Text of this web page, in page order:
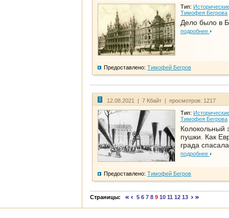
Тип:
Тимофея Бегрова
Дело было в
подробнее
Предоставлено: Тимофей Бегров
12.08.2021 | 7 Кбайт | просмотров: 1217
Тип:
Тимофея Бегрова
Колокольный
пушки. Как
града
подробнее
Предоставлено: Тимофей Бегров
Страницы: 5 6 7 8 9 10 11 12 13